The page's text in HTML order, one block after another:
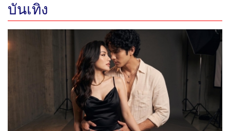
บันเทิง